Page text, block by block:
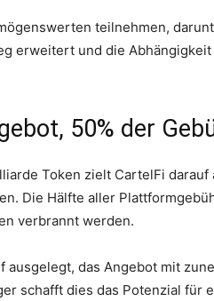
teilnehmen,
erweitert und die
50% der
Token zielt CartelFi
Die Hälfte aller
verbrannt werden.
ausgelegt, das Angebot mit
schafft dies das Potenzial für